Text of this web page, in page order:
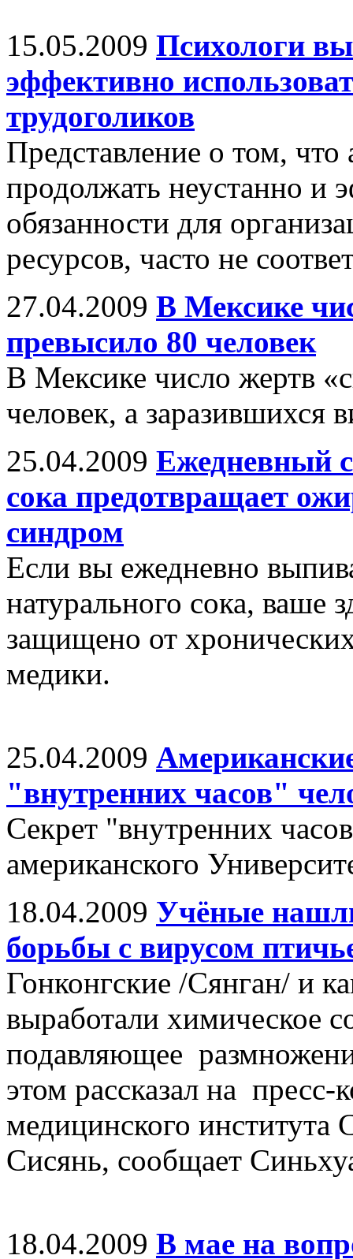
15.05.2009 Психологи
эффективно
трудоголиков
Представление о том,
продолжать неустанно и
обязанности для
ресурсов, часто не
27.04.2009 В Мексике
превысило 80 человек
В Мексике число жертв
человек, а заразившихся
25.04.2009 Ежедневный
сока предотвращает
синдром
Если вы ежедневно
натурального сока, ваше
защищено от
медики.
25.04.2009
"внутренних часов"
Секрет "внутренних
американского
18.04.2009 Учёные
борьбы с вирусом
Гонконгские /Сянган/ и
выработали химическое
подавляющее
этом рассказал на
медицинского института
Сисянь, сообщает
18.04.2009 В мае на